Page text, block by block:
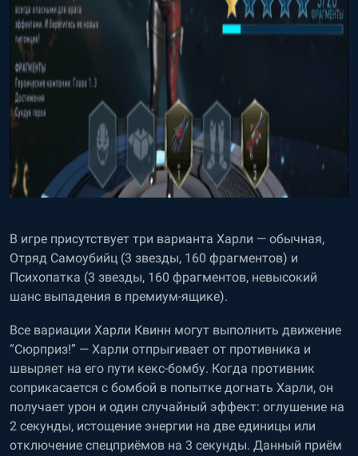
В игре присутствует три варианта Харли — обычная,
Отряд Самоубийц (3 звезды, 160 фрагментов) и
Психопатка (3 звезды, 160 фрагментов, невысокий
шанс выпадения в премиум-ящике).
Все вариации Харли Квинн могут выполнить движение
“Сюрприз!” — Харли отпрыгивает от противника и
швыряет на его пути кекс-бомбу. Когда противник
соприкасается с бомбой в попытке догнать Харли, он
получает урон и один случайный эффект: оглушение на
2 секунды, истощение энергии на две единицы или
отключение спецприёмов на 3 секунды. Данный приём